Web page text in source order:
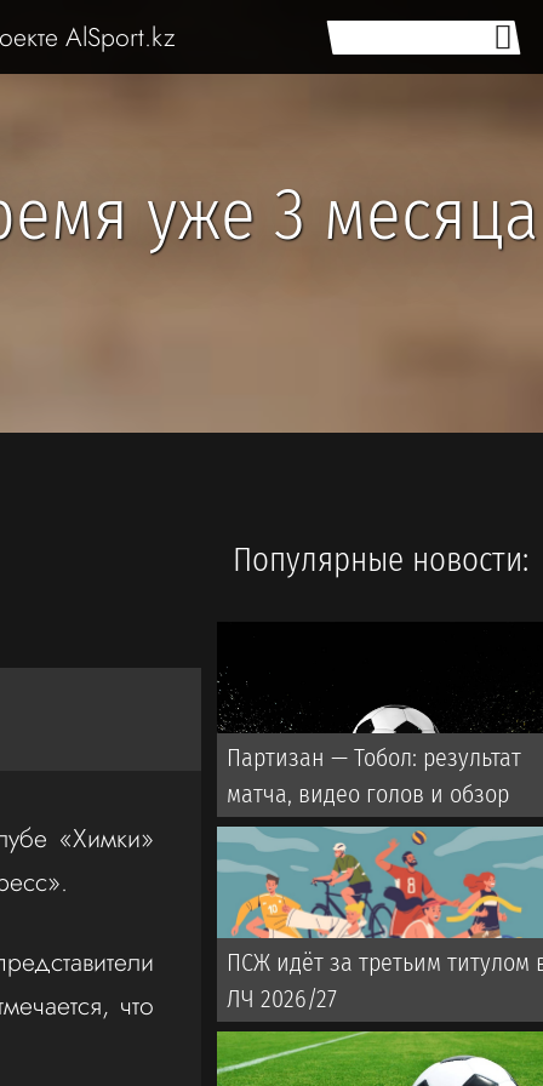
AlSport.kz
уже 3 месяца
«Химки»
что
Популярные новости:
Партизан — Тобол: результат
матча, видео голов и обзор
ПСЖ идёт за третьим титулом
ЛЧ 2026/27